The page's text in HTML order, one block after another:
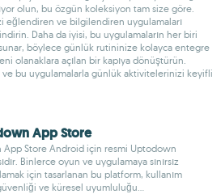
olun, bu özgün koleksiyon tam size göre.
eğlendiren ve bilgilendiren uygulamaları
Daha da iyisi, bu uygulamaların her biri
böylece günlük rutininize kolayca entegre
olanaklara açılan bir kapıya dönüştürün.
bu uygulamalarla günlük aktivitelerinizi keyifli
App Store
App Store Android için resmi Uptodown
Binlerce oyun ve uygulamaya sınırsız
için tasarlanan bu platform, kullanım
ve küresel uyumluluğu...